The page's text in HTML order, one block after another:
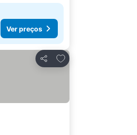
Ver preços
Partilhar
Adicionar aos favoritos